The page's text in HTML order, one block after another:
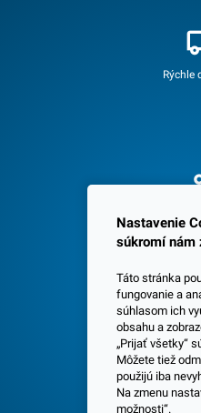
Rýchle
Spokojných
Centrála a
Nastavenie
súkromí nám
Táto stránka
fungovanie a
súhlasom ich
obsahu a
„Prijať všetky“
Môžete tiež
použijú iba
Na zmenu
možnosti“.